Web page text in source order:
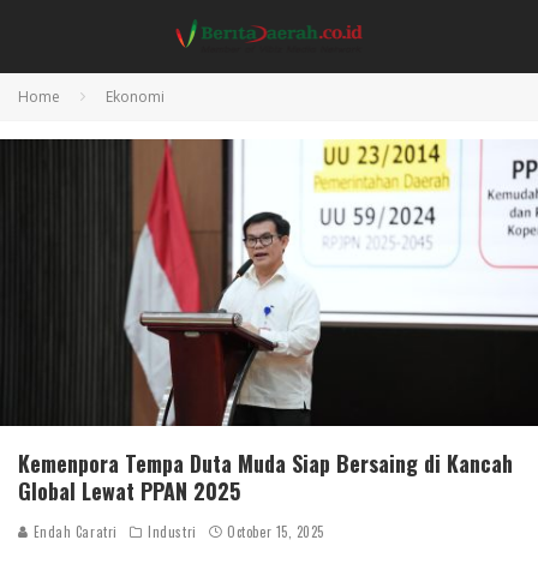
Home Ekonomi
Kemenpora Tempa Duta Muda Siap Bersaing di Kancah
Global Lewat PPAN 2025
Endah Caratri Industri October 15, 2025